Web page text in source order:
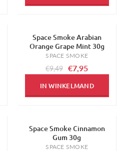
-16%
Space Smoke Arabian
Orange Grape Mint 30g
SPACE SMOKE
€9,49 €7,95
IN WINKELMAND
-16%
Space Smoke Cinnamon
Gum 30g
SPACE SMOKE